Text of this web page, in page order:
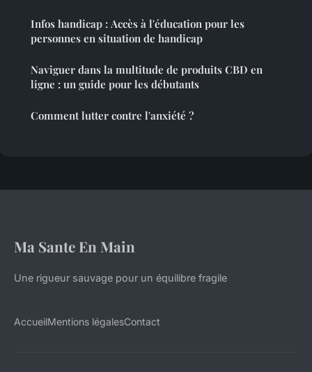
Infos handicap : Accès à l'éducation pour les
personnes en situation de handicap
Naviguer dans la multitude de produits CBD en
ligne : un guide pour les débutants
Comment lutter contre l'anxiété ?
Ma Sante En Main
Une rigueur sauvage pour un équilibre fragile
AccueilMentions légalesContact